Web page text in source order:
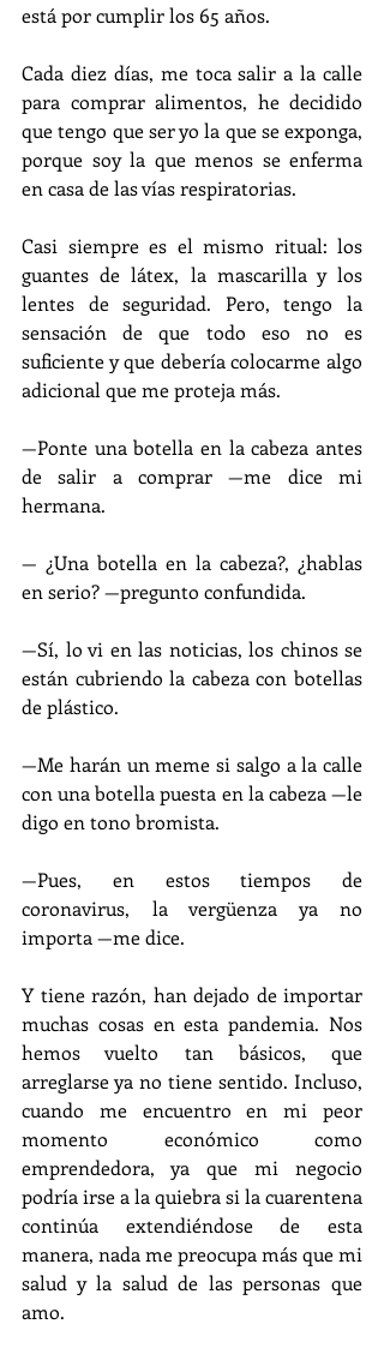
está por cumplir los 65 años.
Cada diez días, me toca salir a la calle
para comprar alimentos, he decidido
que tengo que ser yo la que se exponga,
porque soy la que menos se enferma
en casa de las vías respiratorias.
Casi siempre es el mismo ritual: los
guantes de látex, la mascarilla y los
lentes de seguridad. Pero, tengo la
sensación de que todo eso no es
suficiente y que debería colocarme algo
adicional que me proteja más.
—Ponte una botella en la cabeza antes
de salir a comprar —me dice mi
hermana.
— ¿Una botella en la cabeza?, ¿hablas
en serio? —pregunto confundida.
—Sí, lo vi en las noticias, los chinos se
están cubriendo la cabeza con botellas
de plástico.
—Me harán un meme si salgo a la calle
con una botella puesta en la cabeza —le
digo en tono bromista.
—Pues, en estos tiempos de
coronavirus, la vergüenza ya no
importa —me dice.
Y tiene razón, han dejado de importar
muchas cosas en esta pandemia. Nos
hemos vuelto tan básicos, que
arreglarse ya no tiene sentido. Incluso,
cuando me encuentro en mi peor
momento económico como
emprendedora, ya que mi negocio
podría irse a la quiebra si la cuarentena
continúa extendiéndose de esta
manera, nada me preocupa más que mi
salud y la salud de las personas que
amo.